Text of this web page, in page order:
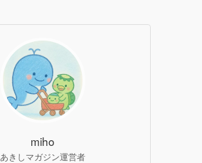
miho
あきしマガジン運営者